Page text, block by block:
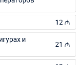
12 ₼
и
21 ₼